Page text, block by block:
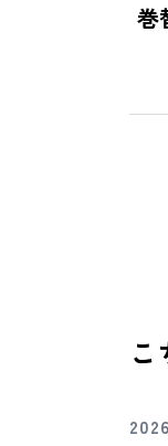
巻